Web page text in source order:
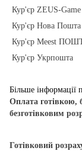
Кур'єр ZEUS-Game
Кур'єр Нова Пошта
Кур'єр Meest
Кур'єр Укрпошта
Більше інформації
Оплата готівкою,
безготівковим
Готівковий